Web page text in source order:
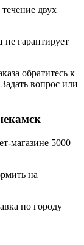
двух
гарантирует
обратитесь к
Задать вопрос или
магазине 5000
на
по городу